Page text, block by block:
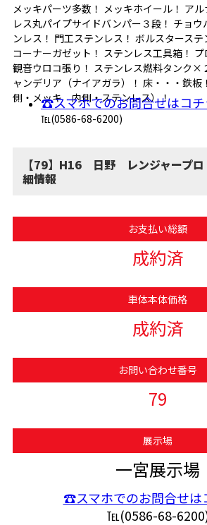
メッキパーツ多数！ メッキホイール！ ア
レス丸パイプサイドバンパー３段！ チョ
ンレス！ 門工ステンレス！ ボルスタース
コーナーガゼット！ ステンレス工具箱！ プ
観音ウロコ張り！ ステンレス燃料タンク×
ャンデリア（ナイアガラ）！ 床・・・鉄板
側・メッキ 内側・ステンレス）！
☎スマホでのお問合せはコ
℡(0586-68-6200)
【79】H16 日野 レンジャープ
細情報
お支払い総額
成約済
車体本体価格
成約済
お問い合わせ番号
79
展示場
一宮展示場
☎スマホでのお問合せは
℡(0586-68-